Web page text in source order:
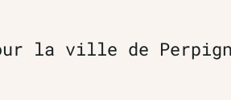
la ville de